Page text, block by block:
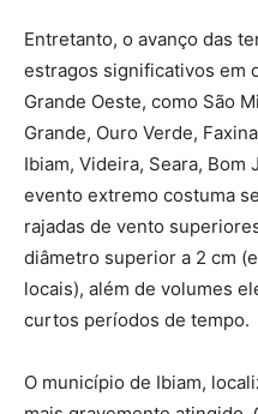
Entretanto, o avanço das
estragos significativos em
Grande Oeste, como São
Grande, Ouro Verde,
Ibiam, Videira, Seara, Bom
evento extremo costuma
rajadas de vento
diâmetro superior a 2 cm
locais), além de volumes
curtos períodos de tempo.
O município de Ibiam,